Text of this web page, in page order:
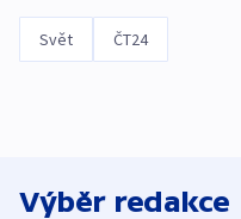
Svět ČT24
Výběr redakce